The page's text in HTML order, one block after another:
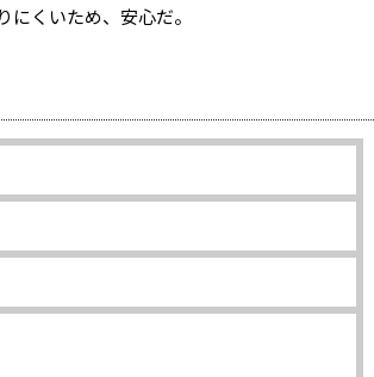
くいため、安心だ。